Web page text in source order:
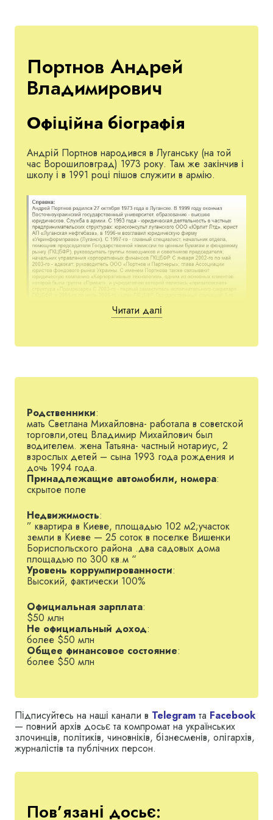
Портнов Андрей
Владимирович
Офіційна біографія
Андрій Портнов народився в Луганську (на той
час Ворошиловград) 1973 року. Там же закінчив і
школу і в 1991 році пішов служити в армію.
Пов’язані партії
Партія регіонів
ОПЗЖ
Партія Шарія
Опозиційний блок
Сім’я
Мама нардепа, Світлана Михайлівна, працювала
в радянській торгівлі. А батько Володимир
Михайлович був водієм.
Портнов одружений, його дружину звуть Тетяна,
вона працює приватним нотаріусом. Також пара
виховала вже 2 дорослих дітей — сина 1993
року народження і дочку 1994 року.
Освіта
Андрій Портнов закінчив середню школу в 1990
році, після чого вступив до військового училища в
Ленінграді, де і перший рік не довчився. Сам
політик каже, що пішов сам, хоча деякі джерела
юридичного факультету Східноукраїнського
державного університету, який закінчив 1999
Читати далі
Родственники:
мать Светлана Михайловна- работала в советской
торговли,отец Владимир Михайлович был
водителем. жена Татьяна- частный нотариус, 2
взрослых детей – сына 1993 года рождения и
дочь 1994 года.
Принадлежащие автомобили, номера:
скрытое поле
Недвижимость:
” квартира в Киеве, площадью 102 м2;участок
земли в Киеве — 25 соток в поселке Вишенки
Бориспольского района .два садовых дома
площадью по 300 кв.м “
Уровень коррумпированности:
Высокий, фактически 100%
Официальная зарплата:
$50 млн
Не официальный доход:
более $50 млн
Общее финансовое состояние:
более $50 млн
Підписуйтесь на наші канали в Telegram та Facebook
— повний архів досьє та компромат на українських
злочинців, політиків, чиновніків, бізнесменів, олігархів,
журналістів та публічних персон.
Пов’язані досьє: